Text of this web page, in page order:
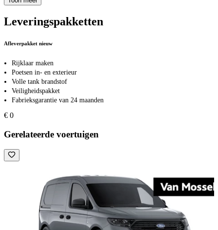
Leveringspakketten
Afleverpakket nieuw
Rijklaar maken
Poetsen in- en exterieur
Volle tank brandstof
Veiligheidspakket
Fabrieksgarantie van 24 maanden
€ 0
Gerelateerde voertuigen